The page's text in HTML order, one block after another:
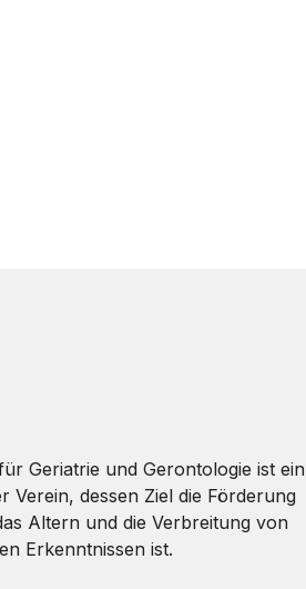
Geriatrie und Gerontologie ist ein
Verein, dessen Ziel die Förderung
Altern und die Verbreitung von
Erkenntnissen ist.